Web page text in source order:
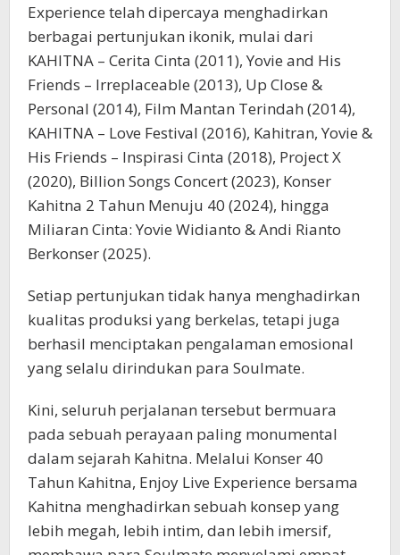
Experience telah dipercaya menghadirkan
berbagai pertunjukan ikonik, mulai dari
KAHITNA – Cerita Cinta (2011), Yovie and His
Friends – Irreplaceable (2013), Up Close &
Personal (2014), Film Mantan Terindah (2014),
KAHITNA – Love Festival (2016), Kahitran, Yovie &
His Friends – Inspirasi Cinta (2018), Project X
(2020), Billion Songs Concert (2023), Konser
Kahitna 2 Tahun Menuju 40 (2024), hingga
Miliaran Cinta: Yovie Widianto & Andi Rianto
Berkonser (2025).
Setiap pertunjukan tidak hanya menghadirkan
kualitas produksi yang berkelas, tetapi juga
berhasil menciptakan pengalaman emosional
yang selalu dirindukan para Soulmate.
Kini, seluruh perjalanan tersebut bermuara
pada sebuah perayaan paling monumental
dalam sejarah Kahitna. Melalui Konser 40
Tahun Kahitna, Enjoy Live Experience bersama
Kahitna menghadirkan sebuah konsep yang
lebih megah, lebih intim, dan lebih imersif,